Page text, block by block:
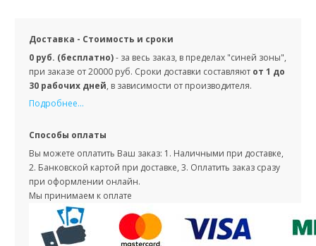
Доставка - Стоимость и сроки
0 руб. (бесплатно)- за весь заказ, в пределах "синей зоны",
при заказе от 20000 руб. Сроки доставки составляют от 1 до
30 рабочих дней, в зависимости от производителя.
Подробнее...
Способы оплаты
Вы можете оплатить Ваш заказ: 1. Наличными при доставке,
2. Банковской картой при доставке, 3. Оплатить заказ сразу
при оформлении онлайн.
Мы принимаем к оплате